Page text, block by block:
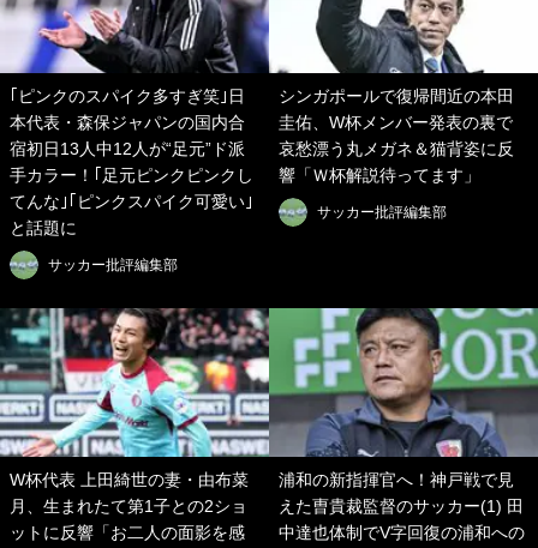
｢ピンクのスパイク多すぎ笑｣日
本代表・森保ジャパンの国内合
宿初日13人中12人が“足元”ド派
手カラー！｢足元ピンクピンクし
てんな｣｢ピンクスパイク可愛い｣
と話題に
サッカー批評編集部
シンガポールで復帰間近の本田
圭佑、W杯メンバー発表の裏で
哀愁漂う丸メガネ＆猫背姿に反
響「Ｗ杯解説待ってます」
サッカー批評編集部
W杯代表 上田綺世の妻・由布菜
月、生まれたて第1子との2ショ
ットに反響「お二人の面影を感
浦和の新指揮官へ！神戸戦で見
えた曺貴裁監督のサッカー(1) 田
中達也体制でV字回復の浦和への